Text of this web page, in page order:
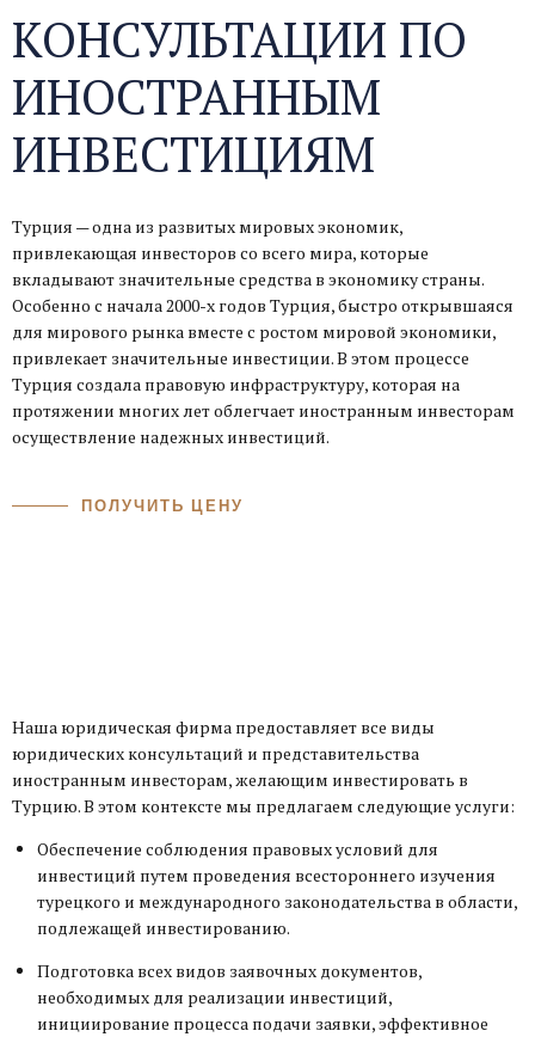
КОНСУЛЬТАЦИИ ПО
ИНОСТРАННЫМ
ИНВЕСТИЦИЯМ
Турция — одна из развитых мировых экономик,
привлекающая инвесторов со всего мира, которые
вкладывают значительные средства в экономику страны.
Особенно с начала 2000-х годов Турция, быстро открывшаяся
для мирового рынка вместе с ростом мировой экономики,
привлекает значительные инвестиции. В этом процессе
Турция создала правовую инфраструктуру, которая на
протяжении многих лет облегчает иностранным инвесторам
осуществление надежных инвестиций.
ПОЛУЧИТЬ ЦЕНУ
Наша юридическая фирма предоставляет все виды
юридических консультаций и представительства
иностранным инвесторам, желающим инвестировать в
Турцию. В этом контексте мы предлагаем следующие услуги:
Обеспечение соблюдения правовых условий для
инвестиций путем проведения всестороннего изучения
турецкого и международного законодательства в области,
подлежащей инвестированию.
Подготовка всех видов заявочных документов,
необходимых для реализации инвестиций,
инициирование процесса подачи заявки, эффективное